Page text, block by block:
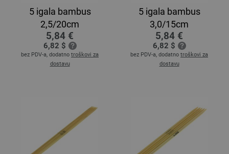
5 igala bambus
2,5/20cm
5,84 €
6,82 $
bez PDV-a, dodatno troškovi za
dostavu
5 igala bambus
3,0/15cm
5,84 €
6,82 $
bez PDV-a, dodatno troškovi za
dostavu